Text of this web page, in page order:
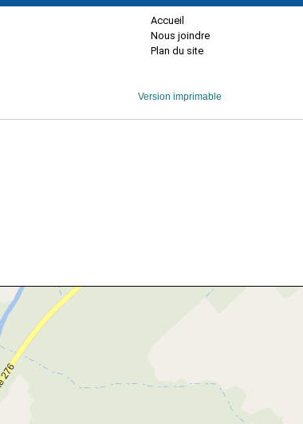
Accueil
Nous joindre
Plan du site
Version imprimable